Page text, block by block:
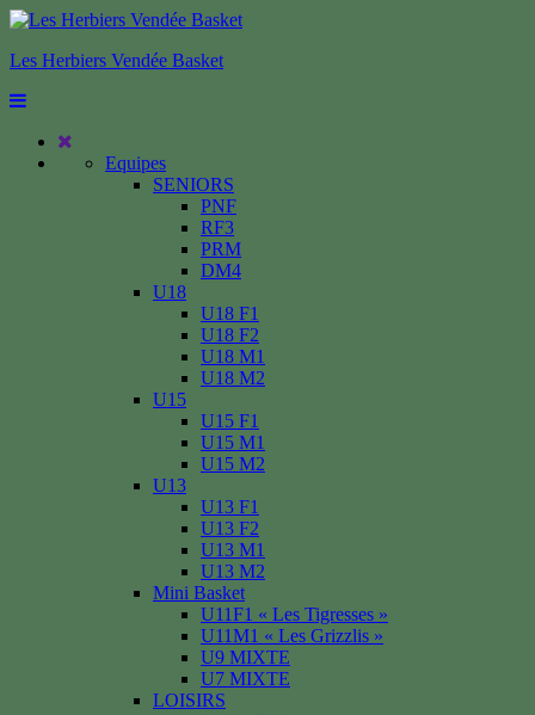
Les Herbiers Vendée Basket
Equipes
SENIORS
PNF
RF3
PRM
DM4
U18
U18 F1
U18 F2
U18 M1
U18 M2
U15
U15 F1
U15 M1
U15 M2
U13
U13 F1
U13 F2
U13 M1
U13 M2
Mini Basket
U11F1 « Les Tigresses »
U11M1 « Les Grizzlis »
U9 MIXTE
U7 MIXTE
LOISIRS